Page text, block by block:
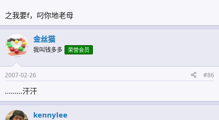
之我要f，叼你地老母
金丝猫
我叫钱多多 荣誉会员
2007-02-26 #86
.........汗汗
kennylee